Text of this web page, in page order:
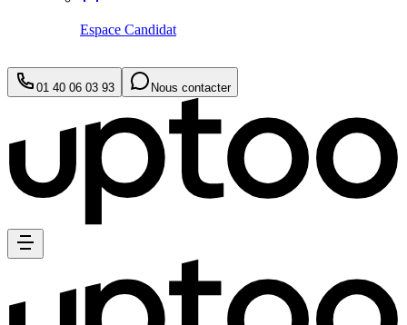
Espace Candidat
01 40 06 03 93 Nous contacter